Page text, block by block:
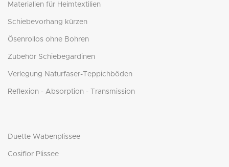
Materialien für Heimtextilien
Schiebevorhang kürzen
Ösenrollos ohne Bohren
Zubehör Schiebegardinen
Verlegung Naturfaser-Teppichböden
Reflexion - Absorption - Transmission
Duette Wabenplissee
Cosiflor Plissee